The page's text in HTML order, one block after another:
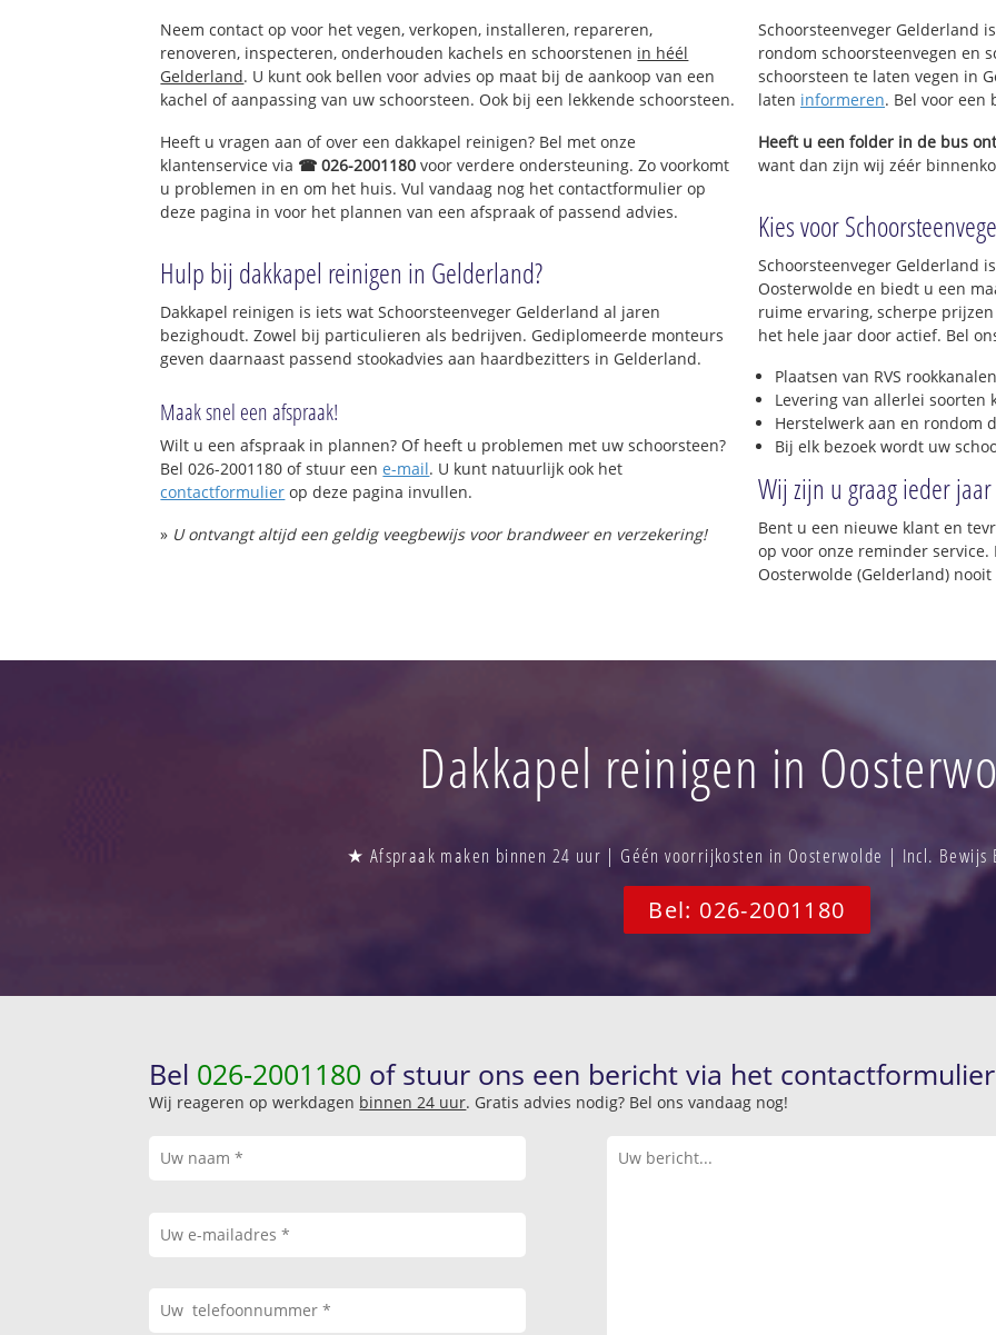
Neem contact op voor het vegen, verkopen, installeren, repareren,
renoveren, inspecteren, onderhouden kachels en schoorstenen in héél
Gelderland. U kunt ook bellen voor advies op maat bij de aankoop van een
kachel of aanpassing van uw schoorsteen. Ook bij een lekkende schoorsteen.
Heeft u vragen aan of over een dakkapel reinigen? Bel met onze
klantenservice via ☎ 026-2001180 voor verdere ondersteuning. Zo voorkomt
u problemen in en om het huis. Vul vandaag nog het contactformulier op
deze pagina in voor het plannen van een afspraak of passend advies.
Hulp bij dakkapel reinigen in Gelderland?
Dakkapel reinigen is iets wat Schoorsteenveger Gelderland al jaren
bezighoudt. Zowel bij particulieren als bedrijven. Gediplomeerde monteurs
geven daarnaast passend stookadvies aan haardbezitters in Gelderland.
Maak snel een afspraak!
Wilt u een afspraak in plannen? Of heeft u problemen met uw schoorsteen?
Bel 026-2001180 of stuur eene-mail. U kunt natuurlijk ook het
contactformulier op deze pagina invullen.
» U ontvangt altijd een geldig veegbewijs voor brandweer en verzekering!
Schoorsteenveger Gelderland
rondom schoorsteenvegen en
schoorsteen te laten vegen in
laten informeren. Bel voor een
Heeft u een folder in de bus
want dan zijn wij zéér
Kies voor
Schoorsteenveger Gelderland
Oosterwolde en biedt u een
ruime ervaring, scherpe
het hele jaar door actief. Bel
Plaatsen van RVS
Levering van allerlei soorten
Herstelwerk aan en rondom
Bij elk bezoek wordt uw
Wij zijn u graag ieder
Bent u een nieuwe klant en
op voor onze reminder
Oosterwolde (Gelderland)
Dakkapel reinigen in
★ Afspraak maken binnen 24 uur | Géén voorrijkosten in Oosterwolde | Incl. Bewijs
Bel: 026-2001180
Bel 026-2001180 of stuur ons een bericht via het
Wij reageren op werkdagen binnen 24 uur. Gratis advies nodig? Bel ons vandaag nog!